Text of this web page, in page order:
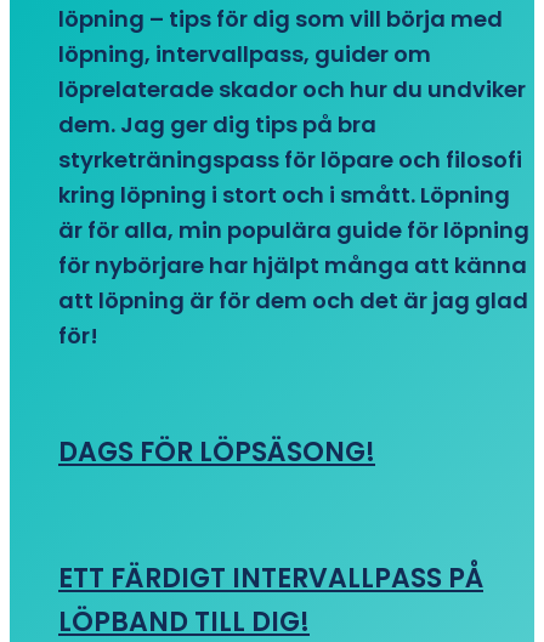
löpning – tips för dig som vill börja med
löpning, intervallpass, guider om
löprelaterade skador och hur du undviker
dem. Jag ger dig tips på bra
styrketräningspass för löpare och filosofi
kring löpning i stort och i smått. Löpning
är för alla, min populära guide för löpning
för nybörjare har hjälpt många att känna
att löpning är för dem och det är jag glad
för!
DAGS FÖR LÖPSÄSONG!
ETT FÄRDIGT INTERVALLPASS PÅ
LÖPBAND TILL DIG!